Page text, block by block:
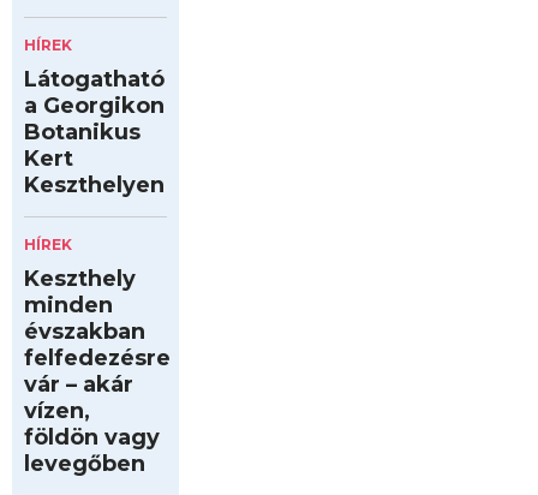
HÍREK
Látogatható
a Georgikon
Botanikus
Kert
Keszthelyen
HÍREK
Keszthely
minden
évszakban
felfedezésre
vár – akár
vízen,
földön vagy
levegőben